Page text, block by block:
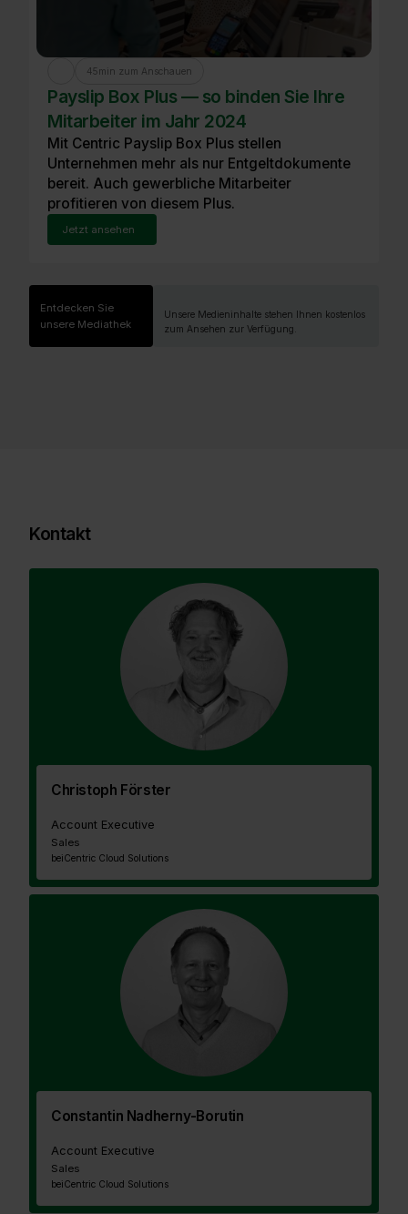
45min zum Anschauen
Payslip Box Plus — so binden Sie Ihre
Mitarbeiter im Jahr 2024
Mit Centric Payslip Box Plus stellen
Unternehmen mehr als nur Entgeltdokumente
bereit. Auch gewerbliche Mitarbeiter
profitieren von diesem Plus.
Jetzt ansehen
Entdecken Sie
unsere Mediathek
Unsere Medieninhalte stehen Ihnen kostenlos
zum Ansehen zur Verfügung.
Kontakt
Christoph Förster
Account Executive
Sales
beiCentric Cloud Solutions
Constantin Nadherny-Borutin
Account Executive
Sales
beiCentric Cloud Solutions